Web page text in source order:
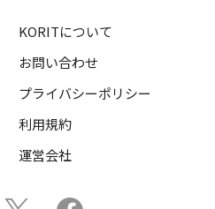
KORITについて
お問い合わせ
プライバシーポリシー
利用規約
運営会社